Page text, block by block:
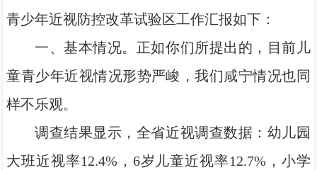
青少年近视防控改革试验区工作汇报如下：
一、基本情况。正如你们所提出的，目前儿
童青少年近视情况形势严峻，我们咸宁情况也同
样不乐观。
调查结果显示，全省近视调查数据：幼儿园
大班近视率12.4%，6岁儿童近视率12.7%，小学